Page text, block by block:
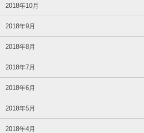
2018年10月
2018年9月
2018年8月
2018年7月
2018年6月
2018年5月
2018年4月